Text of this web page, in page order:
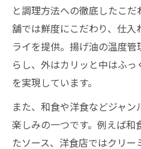
と調理方法への徹底したこ
舗では鮮度にこだわり、仕
ライを提供。揚げ油の温度
らし、外はカリッと中はふ
を実現しています。
また、和食や洋食などジャ
楽しみの一つです。例えば和
たソース、洋食店ではクリ